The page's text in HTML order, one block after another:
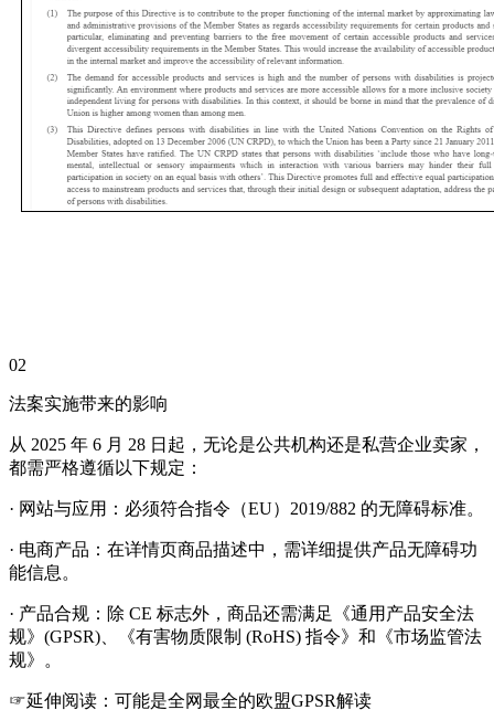
02
法案实施带来的影响
从 2025 年 6 月 28 日起，无论是公共机构还是私营企业卖家，
都需严格遵循以下规定：
· 网站与应用：必须符合指令（EU）2019/882 的无障碍标准。
· 电商产品：在详情页商品描述中，需详细提供产品无障碍功
能信息。
· 产品合规：除 CE 标志外，商品还需满足《通用产品安全法
规》(GPSR)、《有害物质限制 (RoHS) 指令》和《市场监管法
规》。
☞延伸阅读：可能是全网最全的欧盟GPSR解读